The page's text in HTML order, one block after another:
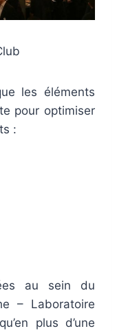
les éléments
pour optimiser
:
au sein du
– Laboratoire
plus d’une